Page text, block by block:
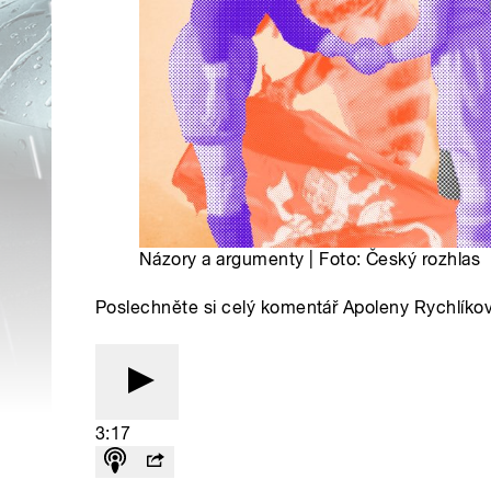
Názory a argumenty | Foto: Český rozhlas
Poslechněte si celý komentář Apoleny
3:17